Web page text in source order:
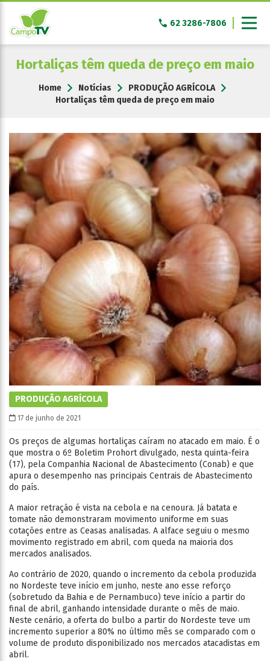
Pular
conteúdo
62 3286-7806
Hortaliças têm queda de preço em maio
Home Notícias
PRODUÇÃO AGRÍCOLA
Hortaliças têm queda de preço em maio
PRODUÇÃO AGRÍCOLA
17 de junho de 2021
Os preços de algumas hortaliças caíram no atacado em maio. É o
que mostra o 6º Boletim Prohort divulgado, nesta quinta-feira
(17), pela Companhia Nacional de Abastecimento (Conab) e que
apura o desempenho nas principais Centrais de Abastecimento
do país.
A maior retração é vista na cebola e na cenoura. Já batata e
tomate não demonstraram movimento uniforme em suas
cotações entre as Ceasas analisadas. A alface seguiu o mesmo
movimento registrado em abril, com queda na maioria dos
mercados analisados.
Ao contrário de 2020, quando o incremento da cebola produzida
no Nordeste teve início em junho, neste ano esse reforço
(sobretudo da Bahia e de Pernambuco) teve início a partir do
final de abril, ganhando intensidade durante o mês de maio.
Neste cenário, a oferta do bulbo a partir do Nordeste teve um
incremento superior a 80% no último mês se comparado com o
volume de produto disponibilizado nos mercados atacadistas em
abril.